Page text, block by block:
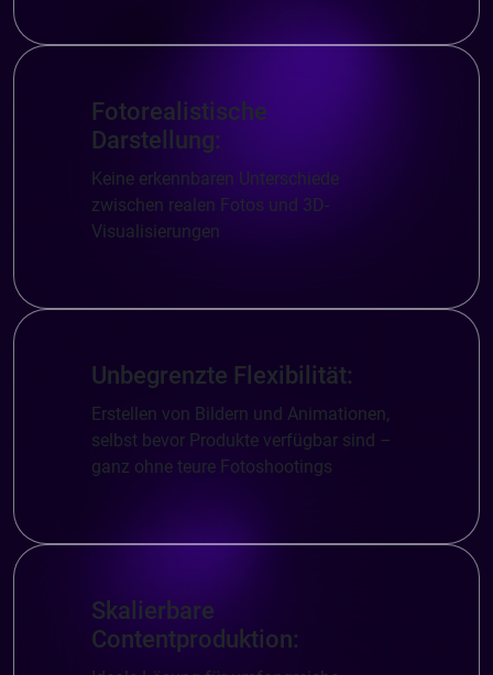
Fotorealistische
Darstellung:
Keine erkennbaren Unterschiede
zwischen realen Fotos und 3D-
Visualisierungen
Unbegrenzte Flexibilität:
Erstellen von Bildern und Animationen,
selbst bevor Produkte verfügbar sind –
ganz ohne teure Fotoshootings
Skalierbare
Contentproduktion: